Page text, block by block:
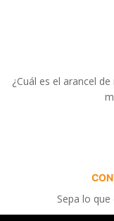
¿Cuál es el arancel
Sepa lo